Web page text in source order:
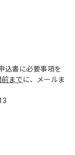
込書に必要事項を
までに、メールま